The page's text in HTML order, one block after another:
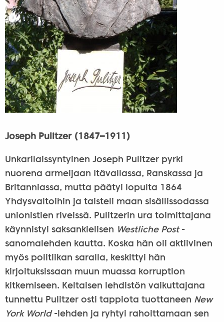
Joseph Pulitzer (1847–1911)
Unkarilaissyntyinen Joseph Pulitzer pyrki
nuorena armeijaan Itävallassa, Ranskassa ja
Britanniassa, mutta päätyi lopulta 1864
Yhdysvaltoihin ja taisteli maan sisällissodassa
unionistien riveissä. Pulitzerin ura toimittajana
käynnistyi saksankielisen Westliche Post-
sanomalehden kautta. Koska hän oli aktiivinen
myös politiikan saralla, keskittyi hän
kirjoituksissaan muun muassa korruption
kitkemiseen. Keltaisen lehdistön vaikuttajana
tunnettu Pulitzer osti tappiota tuottaneen New
York World-lehden ja ryhtyi rahoittamaan sen